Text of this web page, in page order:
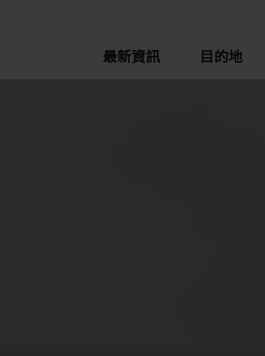
最新資訊 目的地